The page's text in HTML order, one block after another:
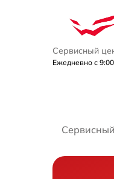
Сервисный
Ежедневно с